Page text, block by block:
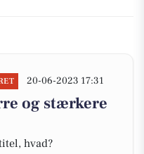
20-06-2023 17:31
og stærkere
hvad?